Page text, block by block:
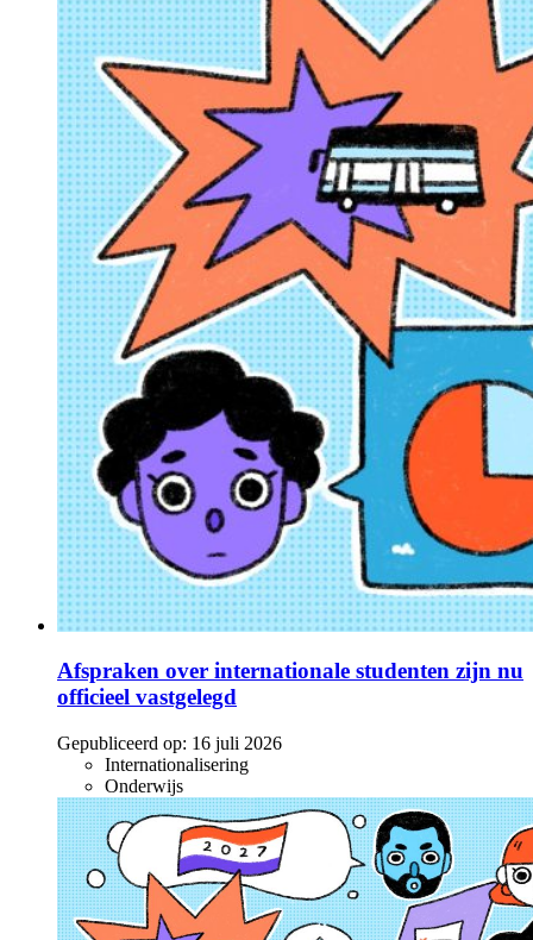
Afspraken over internationale studenten zijn nu
officieel vastgelegd
Gepubliceerd op: 16 juli 2026
Internationalisering
Onderwijs